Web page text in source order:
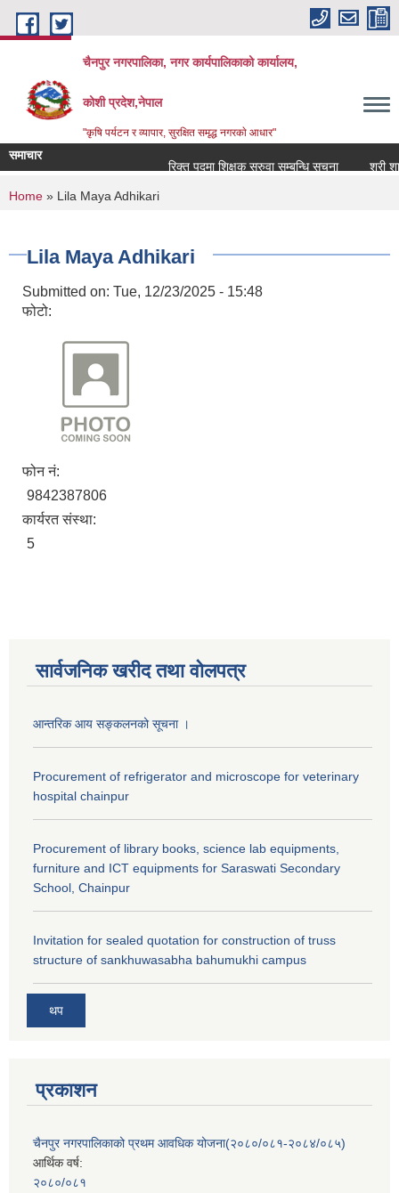
Skip to main content
चैनपुर नगरपालिका, नगर कार्यपालिकाको कार्यालय,
कोशी प्रदेश,नेपाल
"कृषि पर्यटन र व्यापार, सुरक्षित समृद्ध नगरकाे आधार"
समाचार
रिक्त पदमा शिक्षक सरुवा सम्बन्धि सूचना
श्री
You are here
Home » Lila Maya Adhikari
Lila Maya Adhikari
Submitted on: Tue, 12/23/2025 - 15:48
फोटो:
फोन नं:
9842387806
कार्यरत संस्था:
5
सार्वजनिक खरीद तथा वाेलपत्र
आन्तरिक आय सङ्कलनको सूचना ।
Procurement of refrigerator and microscope for veterinary
hospital chainpur
Procurement of library books, science lab equipments,
furniture and ICT equipments for Saraswati Secondary
School, Chainpur
Invitation for sealed quotation for construction of truss
structure of sankhuwasabha bahumukhi campus
थप
प्रकाशन
चैनपुर नगरपालिकाको प्रथम आवधिक योजना(२०८०/०८१-२०८४/०८५)
आर्थिक वर्ष:
२०८०/०८१